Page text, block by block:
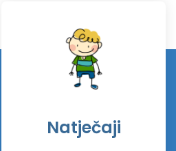
Natječaji